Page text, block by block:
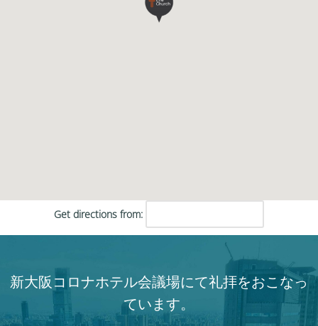
Get directions from:
新大阪コロナホテル会議場にて礼拝をおこなっ
ています。